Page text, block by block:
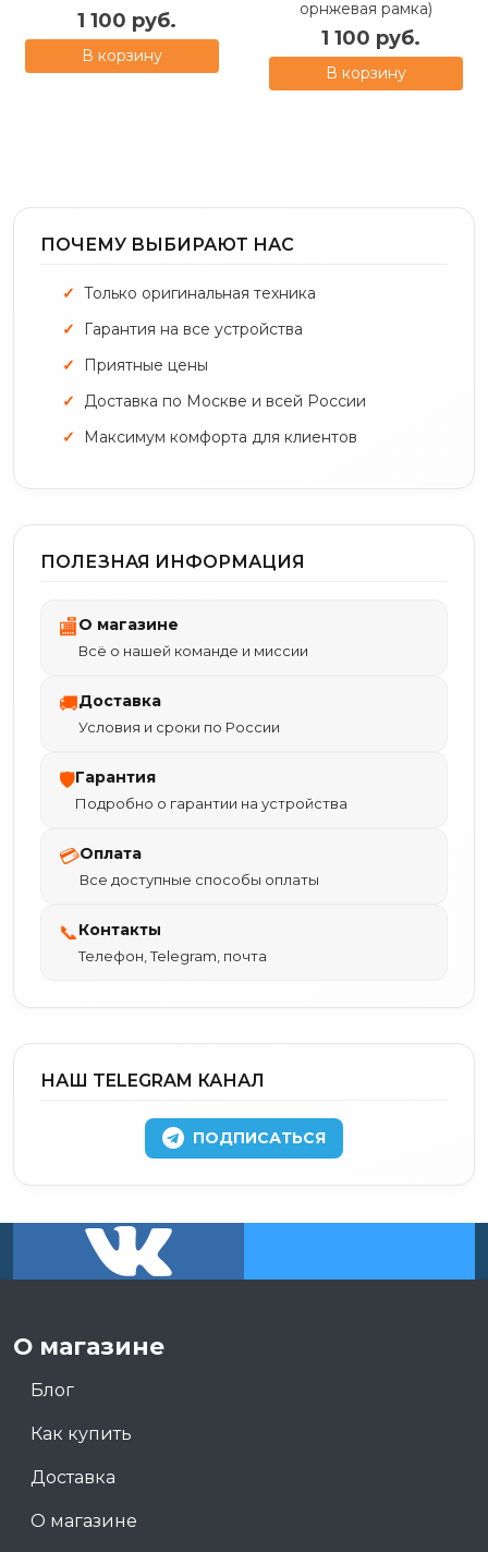
1 100 руб.
В корзину
орнжевая рамка)
1 100 руб.
В корзину
ПОЧЕМУ ВЫБИРАЮТ НАС
Только оригинальная техника
Гарантия на все устройства
Приятные цены
Доставка по Москве и всей России
Максимум комфорта для клиентов
ПОЛЕЗНАЯ ИНФОРМАЦИЯ
🏬О магазине
Всё о нашей команде и миссии
🚚Доставка
Условия и сроки по России
🛡Гарантия
Подробно о гарантии на устройства
💳Оплата
Все доступные способы оплаты
📞Контакты
Телефон, Telegram, почта
НАШ TELEGRAM КАНАЛ
ПОДПИСАТЬСЯ
О магазине
Блог
Как купить
Доставка
О магазине